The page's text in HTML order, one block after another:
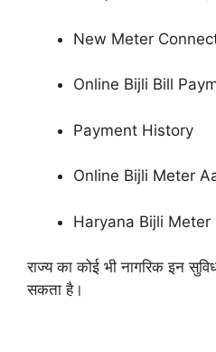
New Meter
Online Bijli Bill
Payment History
Online Bijli Meter
Haryana Bijli
राज्य का कोई भी नागरिक इन
सकता है।